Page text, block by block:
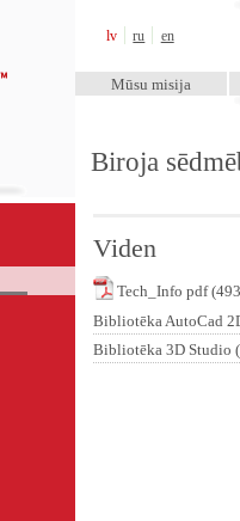
lv ru en
Mūsu misija
Biroja
Viden
Tech_Info pdf
Bibliotēka AutoCad
Bibliotēka 3D Studio